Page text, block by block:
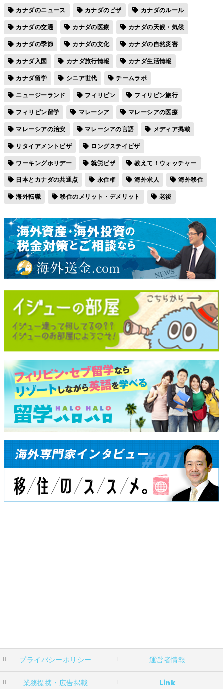
カナダのニュース
カナダのビザ
カナダのルール
カナダの交通
カナダの医療
カナダの天候・気候
カナダの季節
カナダの文化
カナダの自然災害
カナダ入国
カナダ旅行情報
カナダ生活情報
カナダ留学
シニア世代
チームラボ
ニュージーランド
フィリピン
フィリピン旅行
フィリピン留学
マレーシア
マレーシアの医療
マレーシアの治安
マレーシアの言語
メディア掲載
リタイアメントビザ
ロングステイビザ
ワーキングホリデー
就労ビザ
教えて！ウォッチャー
日本とカナダの共通点
永住権 海外求人
海外移住
海外転職
移住のメリット・デメリット 老後
プライバシーポリシー 運営者情報
業務提携・広告掲載 Link